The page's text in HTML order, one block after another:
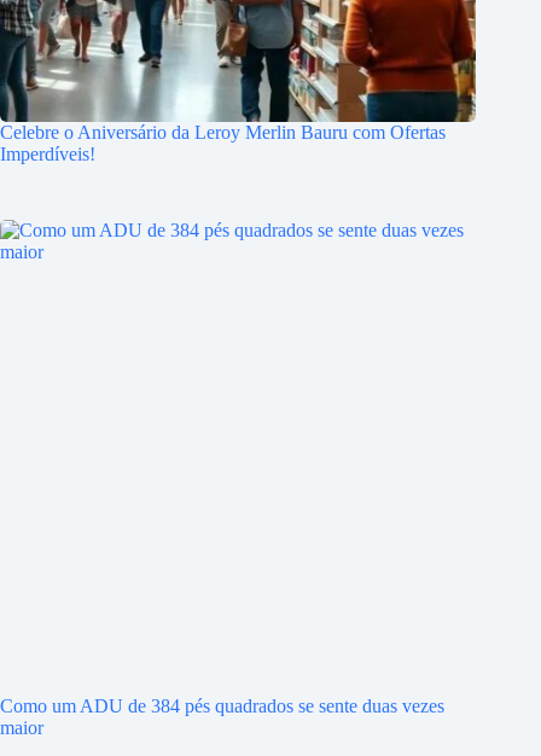
Celebre o Aniversário da Leroy Merlin Bauru com Ofertas
Imperdíveis!
Como um ADU de 384 pés quadrados se sente duas vezes
maior